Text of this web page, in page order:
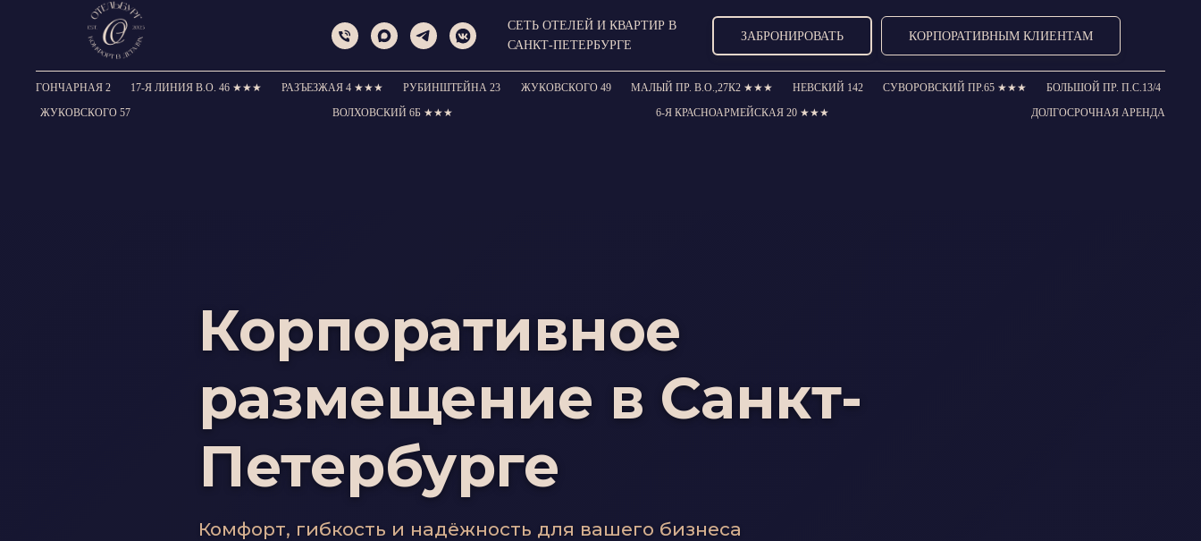
СЕТЬ ОТЕЛЕЙ И КВАРТИР В
САНКТ-ПЕТЕРБУРГЕ
ЗАБРОНИРОВАТЬ КОРПОРАТИВНЫМ КЛИЕНТАМ
ГОНЧАРНАЯ 2 17-Я ЛИНИЯ В.О. 46 ★★★ РАЗЪЕЗЖАЯ 4 ★★★ РУБИНШТЕЙНА 23 ЖУКОВСКОГО 49 МАЛЫЙ ПР. В.О.,27К2 ★★★ НЕВСКИЙ 142 СУВОРОВСКИЙ ПР.65 ★★★
БОЛЬШОЙ ПР. П.С.13/4
ЖУКОВСКОГО 57
ВОЛХОВСКИЙ 6Б ★★★ 6-Я КРАСНОАРМЕЙСКАЯ 20 ★★★ ДОЛГОСРОЧНАЯ АРЕНДА
Корпоративное
размещение в Санкт-
Петербурге
Комфорт, гибкость и надёжность для вашего бизнеса